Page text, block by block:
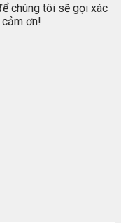
chúng tôi sẽ gọi xác
ơn!